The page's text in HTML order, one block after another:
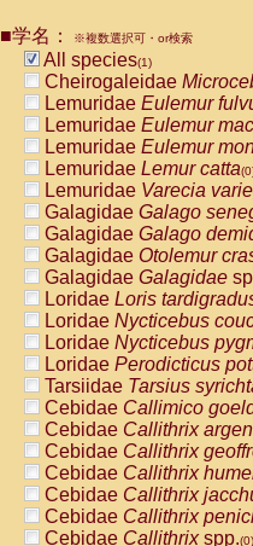
■学名： ※複数選択可・or検索
All species(1)
Cheirogaleidae
Lemuridae Eulemur
Lemuridae Eulemur
Lemuridae Eulemur
Lemuridae Lemur catta
Lemuridae Varecia
Galagidae Galago
Galagidae Galago
Galagidae Otolemur
Galagidae Galagidae
Loridae Loris
Loridae Nycticebus
Loridae Nycticebus
Loridae Perodicticus
Tarsiidae Tarsius
Cebidae Callimico
Cebidae Callithrix
Cebidae Callithrix
Cebidae Callithrix
Cebidae Callithrix
Cebidae Callithrix
Cebidae Callithrixspp.(0)